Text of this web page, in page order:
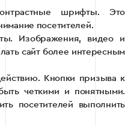
шрифты. Это
посетителей.
Изображения, видео и
сайт более интересным
Кнопки призыва к
четкими и понятными.
посетителей выполнить